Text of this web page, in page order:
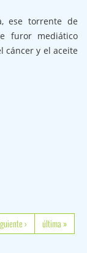
y el aceite